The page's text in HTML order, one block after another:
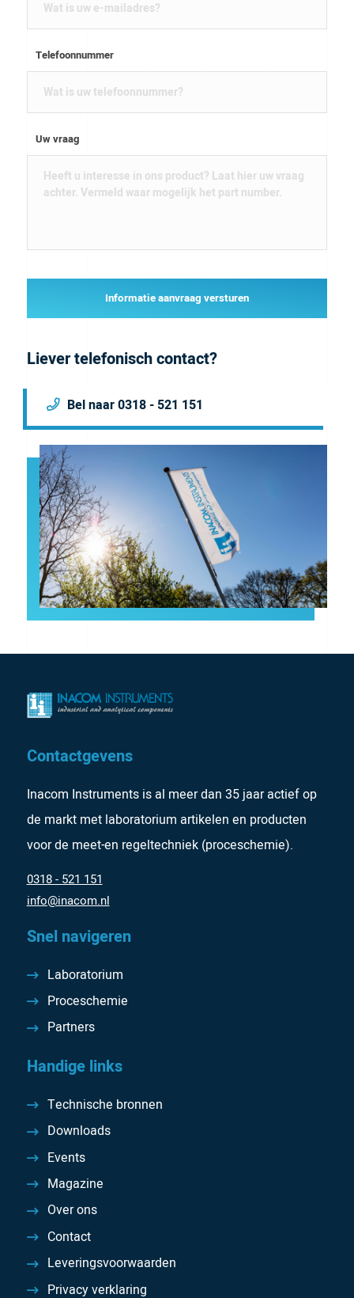
Telefoonnummer
Uw vraag
Informatie aanvraag versturen
Liever telefonisch contact?
Bel naar 0318 - 521 151
Contactgevens
Inacom Instruments is al meer dan 35 jaar actief op
de markt met laboratorium artikelen en producten
voor de meet-en regeltechniek (proceschemie).
0318 - 521 151
info@inacom.nl
Snel navigeren
Laboratorium
Proceschemie
Partners
Handige links
Technische bronnen
Downloads
Events
Magazine
Over ons
Contact
Leveringsvoorwaarden
Privacy verklaring